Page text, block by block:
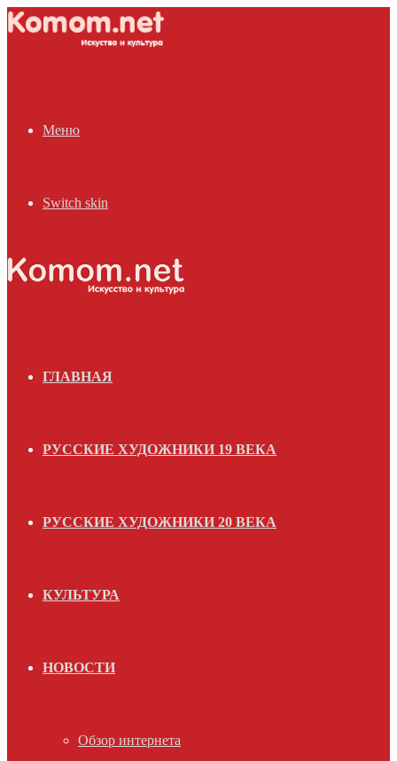
Меню
Switch skin
ГЛАВНАЯ
РУССКИЕ ХУДОЖНИКИ 19 ВЕКА
РУССКИЕ ХУДОЖНИКИ 20 ВЕКА
КУЛЬТУРА
НОВОСТИ
Обзор интернета